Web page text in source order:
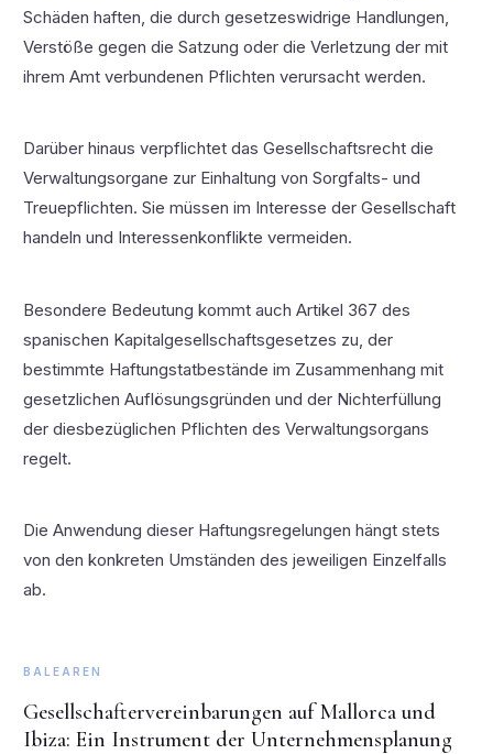
Schäden haften, die durch gesetzeswidrige Handlungen,
Verstöße gegen die Satzung oder die Verletzung der mit
ihrem Amt verbundenen Pflichten verursacht werden.
Darüber hinaus verpflichtet das Gesellschaftsrecht die
Verwaltungsorgane zur Einhaltung von Sorgfalts- und
Treuepflichten. Sie müssen im Interesse der Gesellschaft
handeln und Interessenkonflikte vermeiden.
Besondere Bedeutung kommt auch Artikel 367 des
spanischen Kapitalgesellschaftsgesetzes zu, der
bestimmte Haftungstatbestände im Zusammenhang mit
gesetzlichen Auflösungsgründen und der Nichterfüllung
der diesbezüglichen Pflichten des Verwaltungsorgans
regelt.
Die Anwendung dieser Haftungsregelungen hängt stets
von den konkreten Umständen des jeweiligen Einzelfalls
ab.
BALEAREN
Gesellschaftervereinbarungen auf Mallorca und
Ibiza: Ein Instrument der Unternehmensplanung